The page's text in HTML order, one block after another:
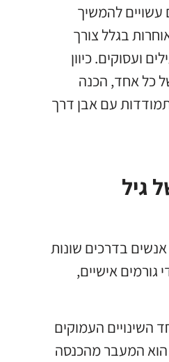
עשויים להמשיך
בגלל צורך
ועסוקים. כיוון
כל אחד, הכנה
עם אבן דרך
גיל
בדרכים שונות
גורמים אישיים,
השינויים העמוקים
הוא המעבר מהכנסה